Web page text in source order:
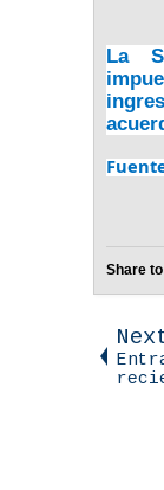
La
Share